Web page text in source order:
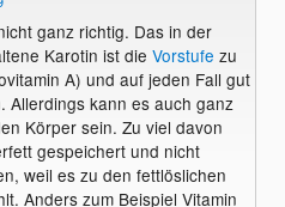
ganz richtig. Das in der
Karotin ist die Vorstufe zu
A) und auf jeden Fall gut
Allerdings kann es auch ganz
Körper sein. Zu viel davon
gespeichert und nicht
weil es zu den fettlöslichen
Anders zum Beispiel Vitamin